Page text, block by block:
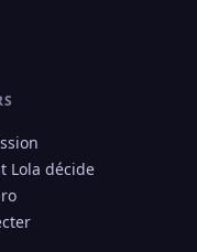
Lola décide